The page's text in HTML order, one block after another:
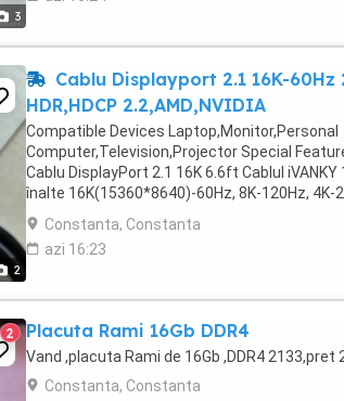
3
2
Cablu Displayport 2.1 16K-60Hz
HDR,HDCP 2.2,AMD,NVIDIA
Compatible Devices Laptop,Monitor,Personal
Computer,Television,Projector Special
Cablu DisplayPort 2.1 16K 6.6ft Cablul
înalte 16K(15360*8640)-60Hz, 8K-120Hz, 4K-
compatibile cu rată inversă, 2K-360Hz. Acest
Constanta, Constanta
azi 16:23
2 Placuta Rami 16Gb DDR4
Vand ,placuta Rami de 16Gb ,DDR4 2133,pret
Constanta, Constanta